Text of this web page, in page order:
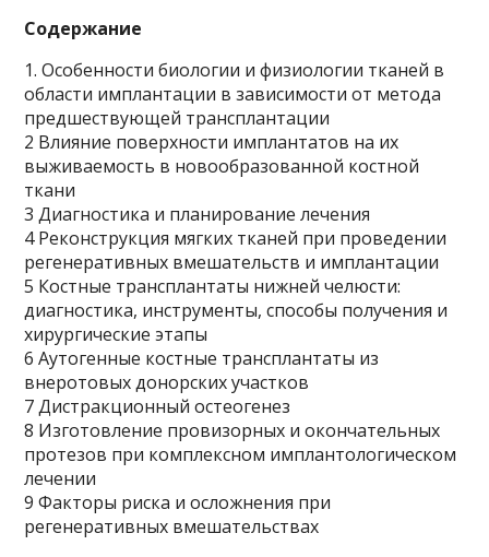
Содержание
1. Особенности биологии и физиологии тканей в
области имплантации в зависимости от метода
предшествующей трансплантации
2 Влияние поверхности имплантатов на их
выживаемость в новообразованной костной
ткани
3 Диагностика и планирование лечения
4 Реконструкция мягких тканей при проведении
регенеративных вмешательств и имплантации
5 Костные трансплантаты нижней челюсти:
диагностика, инструменты, способы получения и
хирургические этапы
6 Аутогенные костные трансплантаты из
внеротовых донорских участков
7 Дистракционный остеогенез
8 Изготовление провизорных и окончательных
протезов при комплексном имплантологическом
лечении
9 Факторы риска и осложнения при
регенеративных вмешательствах